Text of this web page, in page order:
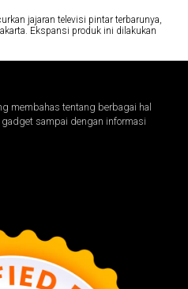
jajaran televisi pintar terbarunya,
Ekspansi produk ini dilakukan
membahas tentang berbagai hal
sampai dengan informasi